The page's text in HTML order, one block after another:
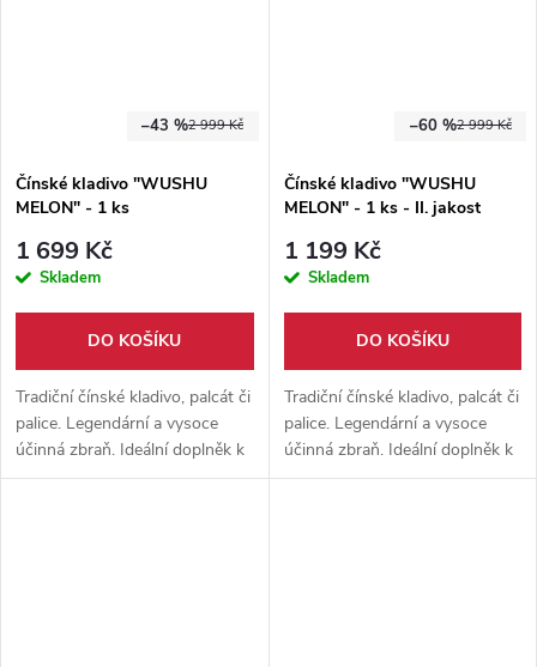
2 999 Kč
–43 %
Čínské kladivo "WUSHU
MELON" - 1 ks
1 699 Kč
Skladem
DO KOŠÍKU
Tradiční čínské kladivo, palcát či
palice. Legendární a vysoce
účinná zbraň. Ideální doplněk k
tréninku bojových umění.
2 999 Kč
–60 %
Čínské kladivo "WUSHU
MELON" - 1 ks - II. jakost
1 199 Kč
Skladem
DO KOŠÍKU
Tradiční čínské kladivo, palcát či
palice. Legendární a vysoce
účinná zbraň. Ideální doplněk k
tréninku bojových umění.